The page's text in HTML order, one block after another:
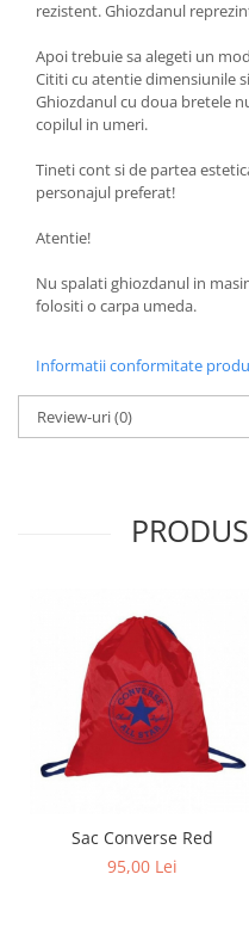
rezistent. Ghiozdanul
Apoi trebuie sa alegeti un
Cititi cu atentie dimensiunile
Ghiozdanul cu doua bretele
copilul in umeri.
Tineti cont si de partea
personajul preferat!
Atentie!
Nu spalati ghiozdanul in
folositi o carpa umeda.
Informatii conformitate
Review-uri(0)
Sac Converse Red
95,00 Lei